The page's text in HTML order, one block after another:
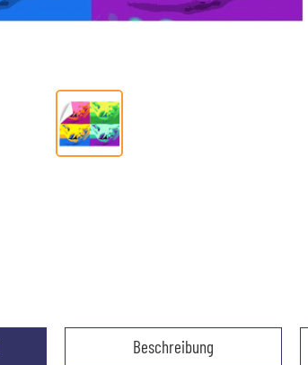
Beschreibung